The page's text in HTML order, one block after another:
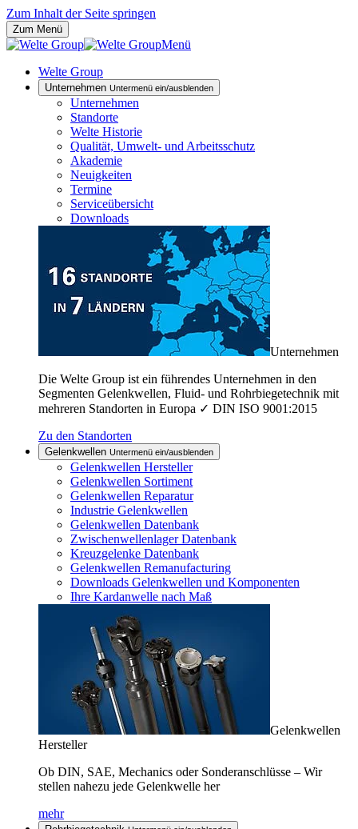
Zum Inhalt der Seite springen
Zum Menü
Menü
Welte Group
Unternehmen Untermenü ein/ausblenden
Unternehmen
Standorte
Welte Historie
Qualität, Umwelt- und Arbeitsschutz
Akademie
Neuigkeiten
Termine
Serviceübersicht
Downloads
Unternehmen
Die Welte Group ist ein führendes Unternehmen in den
Segmenten Gelenkwellen, Fluid- und Rohrbiegetechnik mit
mehreren Standorten in Europa ✓ DIN ISO 9001:2015
Zu den Standorten
Gelenkwellen Untermenü ein/ausblenden
Gelenkwellen Hersteller
Gelenkwellen Sortiment
Gelenkwellen Reparatur
Industrie Gelenkwellen
Gelenkwellen Datenbank
Zwischenwellenlager Datenbank
Kreuzgelenke Datenbank
Gelenkwellen Remanufacturing
Downloads Gelenkwellen und Komponenten
Ihre Kardanwelle nach Maß
Gelenkwellen
Hersteller
Ob DIN, SAE, Mechanics oder Sonderanschlüsse – Wir
stellen nahezu jede Gelenkwelle her
mehr